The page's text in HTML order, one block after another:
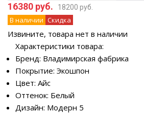
16380 руб. 18200 руб.
В наличии Скидка
Извините, товара нет в наличии
Характеристики товара:
Бренд: Владимирская фабрика
Покрытие: Экошпон
Цвет: Айс
Оттенок: Белый
Дизайн: Модерн 5